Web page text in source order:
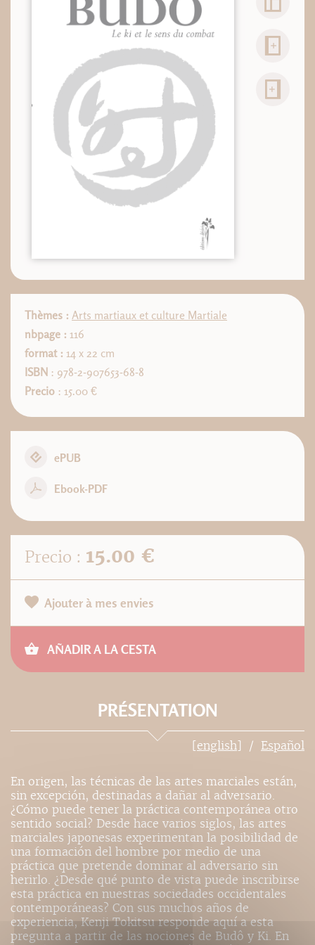
Thèmes : Arts martiaux et culture Martiale
nbpage : 116
format : 14 x 22 cm
ISBN : 978-2-907653-68-8
Precio : 15.00 €
ePUB
Ebook-PDF
Precio : 15.00 €
Ajouter à mes envies
AÑADIR A LA CESTA
PRÉSENTATION
[english] Español
En origen, las técnicas de las artes marciales están,
sin excepción, destinadas a dañar al adversario.
¿Cómo puede tener la práctica contemporánea otro
sentido social? Desde hace varios siglos, las artes
marciales japonesas experimentan la posibilidad de
una formación del hombre por medio de una
práctica que pretende dominar al adversario sin
herirlo. ¿Desde qué punto de vista puede inscribirse
esta práctica en nuestras sociedades occidentales
contemporáneas? Con sus muchos años de
experiencia, Kenji Tokitsu responde aquí a esta
pregunta a partir de las nociones de Budô y Ki. En